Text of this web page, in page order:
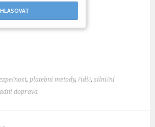
,platební metody,řidič,silniční
doprava